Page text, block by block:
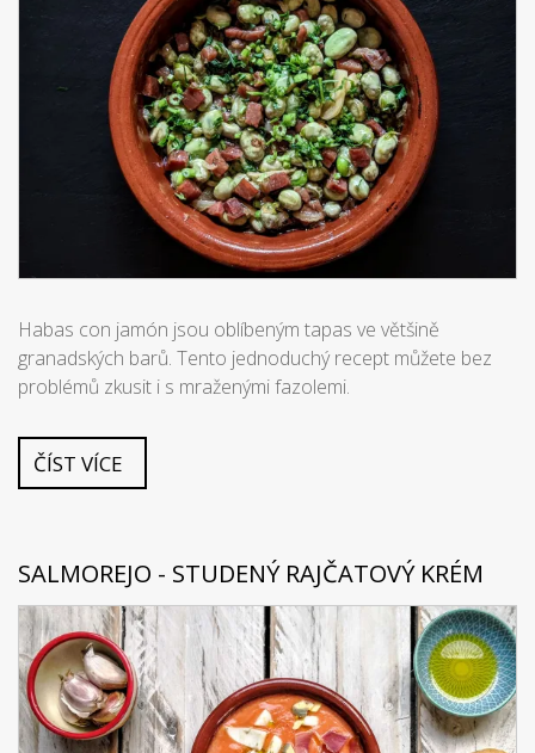
Habas con jamón jsou oblíbeným tapas ve většině
granadských barů. Tento jednoduchý recept můžete bez
problémů zkusit i s mraženými fazolemi.
ČÍST VÍCE
SALMOREJO - STUDENÝ RAJČATOVÝ KRÉM